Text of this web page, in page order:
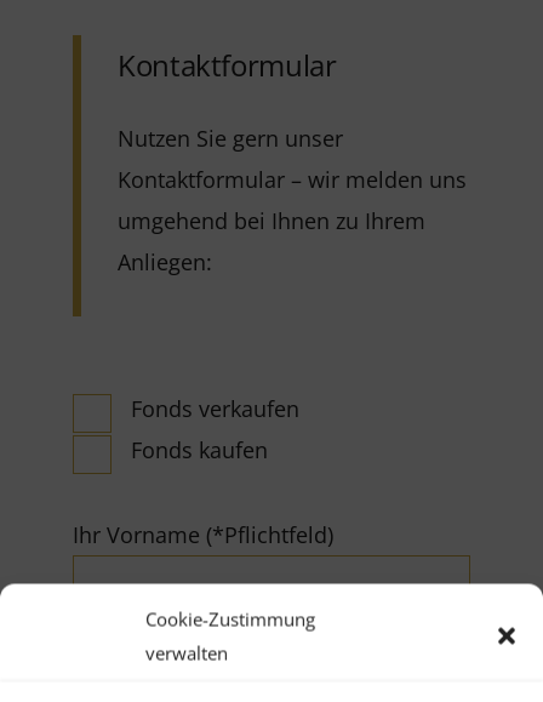
Cookie-Zustimmung
verwalten
Kontaktformular
Nutzen Sie gern unser
Kontaktformular – wir melden uns
umgehend bei Ihnen zu Ihrem
Anliegen:
Fonds verkaufen
Fonds kaufen
Ihr Vorname (*Pflichtfeld)